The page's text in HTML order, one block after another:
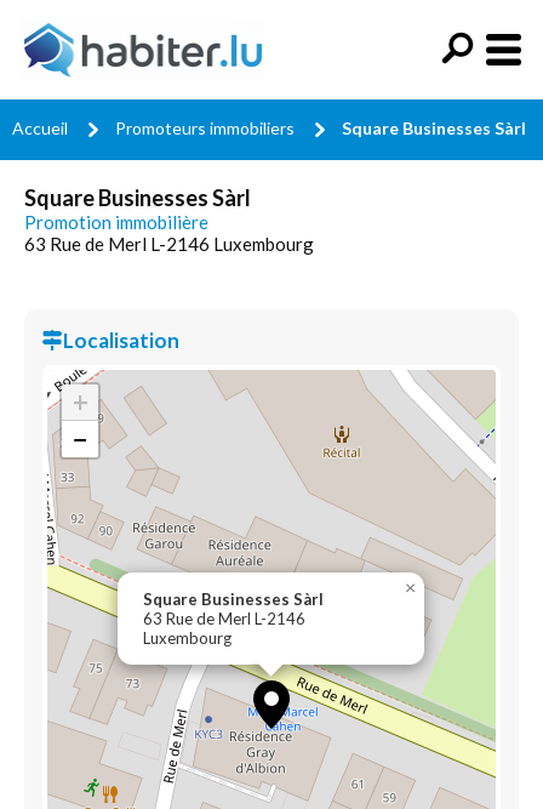
Accueil Promoteurs immobiliers Square Businesses Sàrl
Square Businesses Sàrl
Promotion immobilière
63 Rue de Merl L-2146 Luxembourg
Localisation
Square Businesses Sàrl
63 Rue de Merl L-2146
Luxembourg
×
+
−